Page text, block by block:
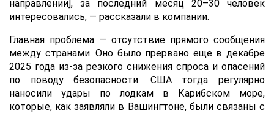
направлении], за последний месяц 20–30 человек
интересовались, — рассказали в компании.
Главная проблема — отсутствие прямого сообщения
между странами. Оно было прервано еще в декабре
2025 года из-за резкого снижения спроса и опасений
по поводу безопасности. США тогда регулярно
наносили удары по лодкам в Карибском море,
которые, как заявляли в Вашингтоне, были связаны с